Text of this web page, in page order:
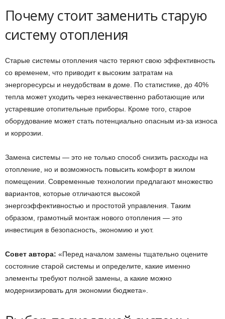
Почему стоит заменить старую
систему отопления
Старые системы отопления часто теряют свою эффективность
со временем, что приводит к высоким затратам на
энергоресурсы и неудобствам в доме. По статистике, до 40%
тепла может уходить через некачественно работающие или
устаревшие отопительные приборы. Кроме того, старое
оборудование может стать потенциально опасным из-за износа
и коррозии.
Замена системы — это не только способ снизить расходы на
отопление, но и возможность повысить комфорт в жилом
помещении. Современные технологии предлагают множество
вариантов, которые отличаются высокой
энергоэффективностью и простотой управления. Таким
образом, грамотный монтаж нового отопления — это
инвестиция в безопасность, экономию и уют.
Совет автора: «Перед началом замены тщательно оцените
состояние старой системы и определите, какие именно
элементы требуют полной замены, а какие можно
модернизировать для экономии бюджета».